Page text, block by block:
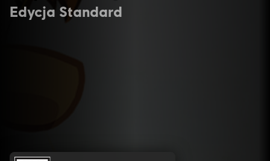
Edycja Standard